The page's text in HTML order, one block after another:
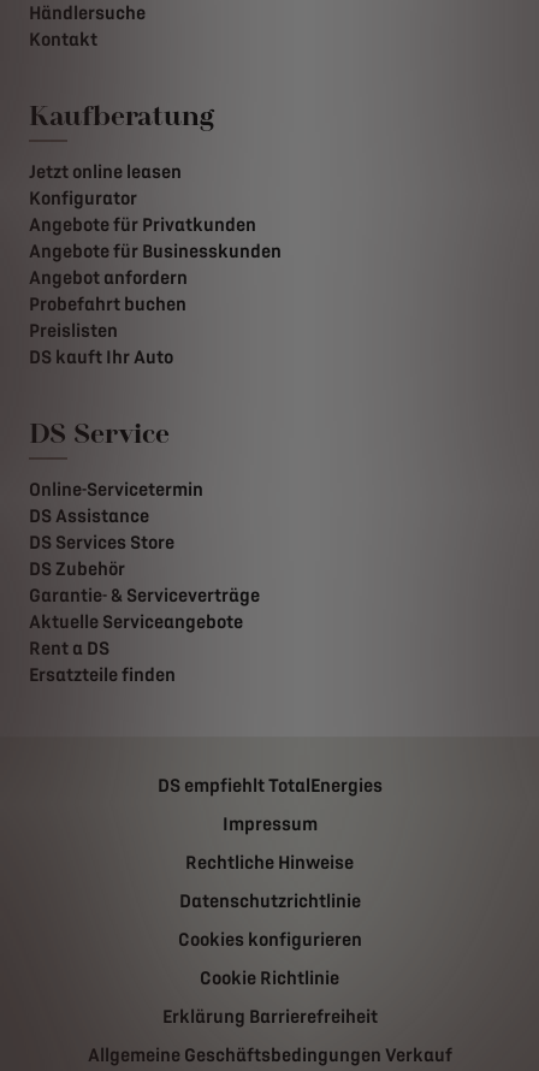
Händlersuche
Kontakt
Kaufberatung
Jetzt online leasen
Konfigurator
Angebote für Privatkunden
Angebote für Businesskunden
Angebot anfordern
Probefahrt buchen
Preislisten
DS kauft Ihr Auto
DS Service
Online-Servicetermin
DS Assistance
DS Services Store
DS Zubehör
Garantie- & Serviceverträge
Aktuelle Serviceangebote
Rent a DS
Ersatzteile finden
DS empfiehlt TotalEnergies
Impressum
Rechtliche Hinweise
Datenschutzrichtlinie
Cookies konfigurieren
Cookie Richtlinie
Erklärung Barrierefreiheit
Allgemeine Geschäftsbedingungen Verkauf